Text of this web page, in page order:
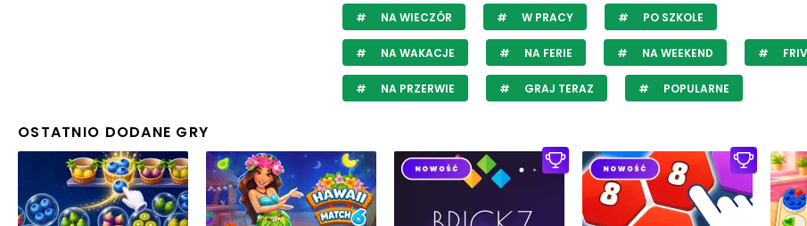
NA WIECZÓR W PRACY PO SZKOLE
NA WAKACJE NA FERIE NA WEEKEND FRIV
NA PRZERWIE GRAJ TERAZ POPULARNE
OSTATNIO DODANE GRY